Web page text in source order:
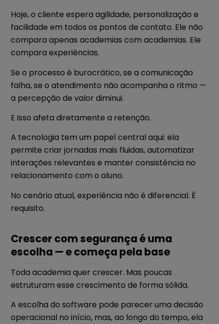
Hoje, o cliente espera agilidade, personalização e
facilidade em todos os pontos de contato. Ele não
compara apenas academias com academias. Ele
compara experiências.
Se o processo é burocrático, se a comunicação
falha, se o atendimento não acompanha o ritmo —
a percepção de valor diminui.
E isso afeta diretamente a retenção.
A tecnologia tem um papel central aqui: ela
permite criar jornadas mais fluidas, automatizar
interações relevantes e manter consistência no
relacionamento com o aluno.
No cenário atual, experiência não é diferencial. É
requisito.
Crescer com segurança é uma
escolha — e começa pela base
Toda academia quer crescer. Mas poucas
estruturam esse crescimento de forma sólida.
A escolha do software pode parecer uma decisão
operacional no início, mas, ao longo do tempo, ela